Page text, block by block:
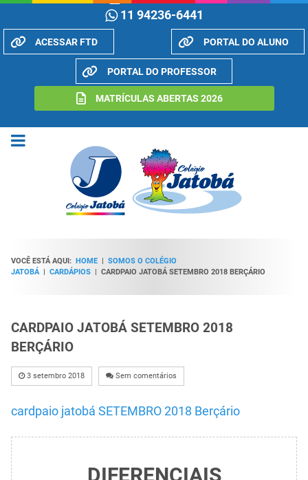
11 94236-6441
ACESSAR FTD PORTAL DO ALUNO
PORTAL DO PROFESSOR
MATRÍCULAS ABERTAS 2026
VOCÊ ESTÁ AQUI: HOME | SOMOS O COLÉGIO
JATOBÁ| CARDÁPIOS | CARDPAIO JATOBÁ SETEMBRO 2018 BERÇÁRIO
CARDPAIO JATOBÁ SETEMBRO 2018
BERÇÁRIO
3 setembro 2018 Sem comentários
cardpaio jatobá SETEMBRO 2018 Berçário
DIFERENCIAIS